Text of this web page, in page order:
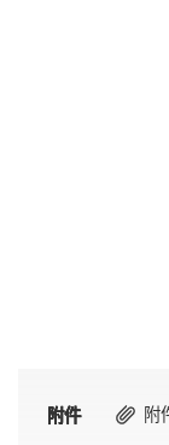
附件 附
附件
附件